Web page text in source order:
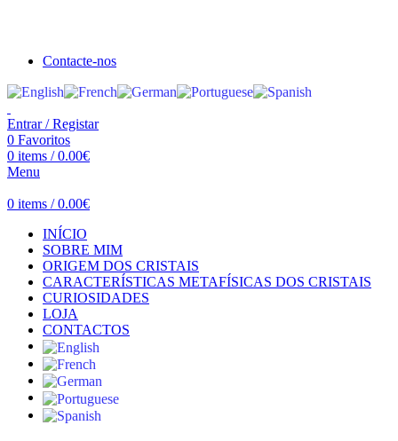
Contacte-nos
Entrar / Registar
0 Favoritos
0 items / 0.00€
Menu
0 items / 0.00€
INÍCIO
SOBRE MIM
ORIGEM DOS CRISTAIS
CARACTERÍSTICAS METAFÍSICAS DOS CRISTAIS
CURIOSIDADES
LOJA
CONTACTOS